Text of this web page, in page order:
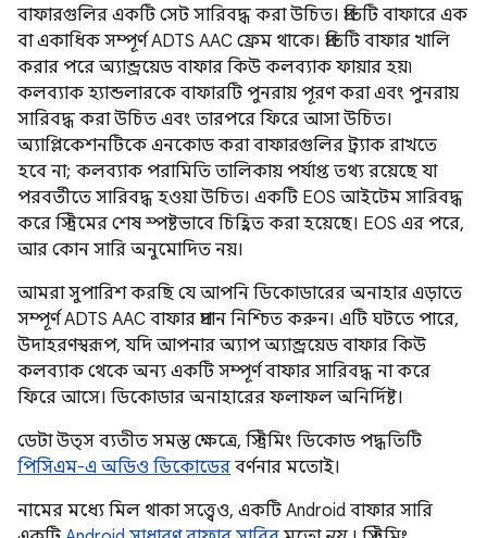
বাফারগুলির একটি সেট সারিবদ্ধ করা উচিত। প্রতিটি বাফারে এক
বা একাধিক সম্পূর্ণ ADTS AAC ফ্রেম থাকে। প্রতিটি বাফার খালি
করার পরে অ্যান্ড্রয়েড বাফার কিউ কলব্যাক ফায়ার হয়৷
কলব্যাক হ্যান্ডলারকে বাফারটি পুনরায় পূরণ করা এবং পুনরায়
সারিবদ্ধ করা উচিত এবং তারপরে ফিরে আসা উচিত।
অ্যাপ্লিকেশনটিকে এনকোড করা বাফারগুলির ট্র্যাক রাখতে
হবে না; কলব্যাক পরামিতি তালিকায় পর্যাপ্ত তথ্য রয়েছে যা
পরবর্তীতে সারিবদ্ধ হওয়া উচিত। একটি EOS আইটেম সারিবদ্ধ
করে স্ট্রিমের শেষ স্পষ্টভাবে চিহ্নিত করা হয়েছে। EOS এর পরে,
আর কোন সারি অনুমোদিত নয়।
আমরা সুপারিশ করছি যে আপনি ডিকোডারের অনাহার এড়াতে
সম্পূর্ণ ADTS AAC বাফার প্রদান নিশ্চিত করুন। এটি ঘটতে পারে,
উদাহরণস্বরূপ, যদি আপনার অ্যাপ অ্যান্ড্রয়েড বাফার কিউ
কলব্যাক থেকে অন্য একটি সম্পূর্ণ বাফার সারিবদ্ধ না করে
ফিরে আসে। ডিকোডার অনাহারের ফলাফল অনির্দিষ্ট।
ডেটা উত্স ব্যতীত সমস্ত ক্ষেত্রে, স্ট্রিমিং ডিকোড পদ্ধতিটি
পিসিএম-এ অডিও ডিকোডের বর্ণনার মতোই।
নামের মধ্যে মিল থাকা সত্ত্বেও, একটি Android বাফার সারি